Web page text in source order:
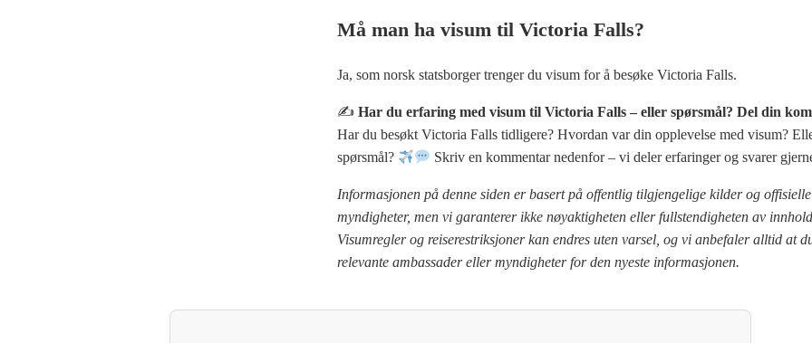
Må man ha visum til Victoria Falls?
Ja, som norsk statsborger trenger du visum for å besøke Victoria Falls.
✍️ Har du erfaring med visum til Victoria Falls – eller spørsmål? Del din
Har du besøkt Victoria Falls tidligere? Hvordan var din opplevelse med visum?
spørsmål?
Skriv en kommentar nedenfor – vi deler erfaringer og svarer
Informasjonen på denne siden er basert på offentlig tilgjengelige kilder og offisielle
myndigheter, men vi garanterer ikke nøyaktigheten eller fullstendigheten av
Visumregler og reiserestriksjoner kan endres uten varsel, og vi anbefaler alltid at
relevante ambassader eller myndigheter for den nyeste informasjonen.